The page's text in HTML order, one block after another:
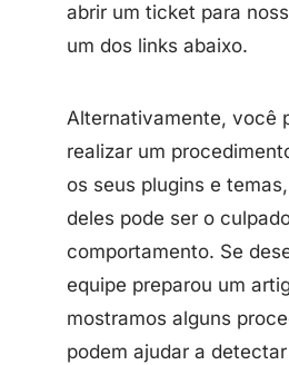
abrir um ticket para
um dos links abaixo.
Alternativamente, você
realizar um
os seus plugins e
deles pode ser o
comportamento. Se
equipe preparou um
mostramos alguns
podem ajudar a